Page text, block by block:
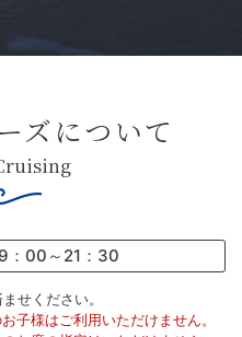
わせ
ズについて
00～21：30
せください。
子様はご利用いただけません。